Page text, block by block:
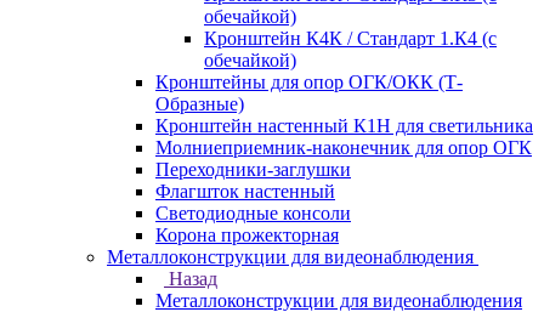
обечайкой)
Кронштейн К4К / Стандарт 1.К4 (с
обечайкой)
Кронштейны для опор ОГК/ОКК (Т-
Образные)
Кронштейн настенный К1Н для светильника
Молниеприемник-наконечник для опор ОГК
Переходники-заглушки
Флагшток настенный
Светодиодные консоли
Корона прожекторная
Металлоконструкции для видеонаблюдения
Назад
Металлоконструкции для видеонаблюдения